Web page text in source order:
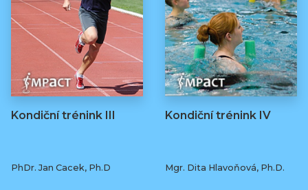
Kondiční trénink III
PhDr. Jan Cacek, Ph.D
Kondiční trénink IV
Mgr. Dita Hlavoňová, Ph.D.